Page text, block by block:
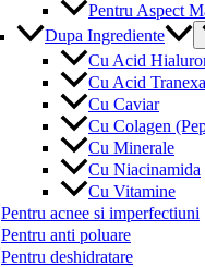
Pentru Aspect
Dupa Ingrediente
Cu Acid
Cu Acid
Cu Caviar
Cu Colagen
Cu Minerale
Cu Niacinamida
Cu Vitamine
Pentru acnee si imperfectiuni
Pentru anti poluare
Pentru deshidratare